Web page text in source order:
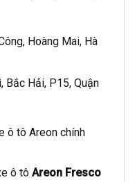
Hoàng Mai, Hà
Bắc Hải, P15, Quận
ô tô Areon chính
ô tô Areon Fresco